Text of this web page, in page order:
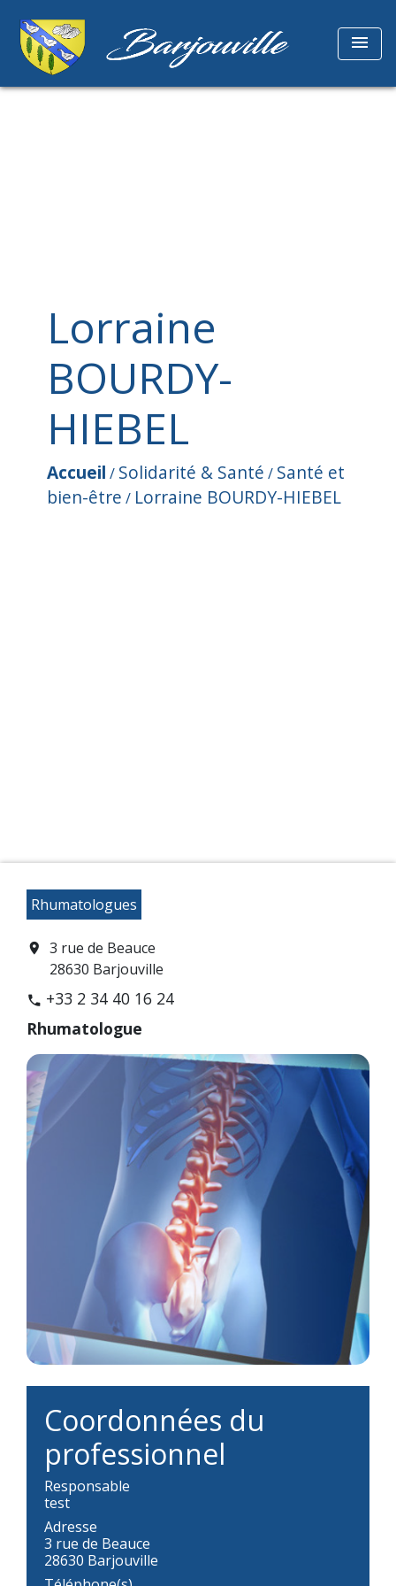
menu
Lorraine
BOURDY-
HIEBEL
Accueil / Solidarité & Santé / Santé et
bien-être / Lorraine BOURDY-HIEBEL
Rhumatologues
location_on
3 rue de Beauce
28630 Barjouville
phone +33 2 34 40 16 24
Rhumatologue
Coordonnées du
professionnel
Responsable
test
Adresse
3 rue de Beauce
28630 Barjouville